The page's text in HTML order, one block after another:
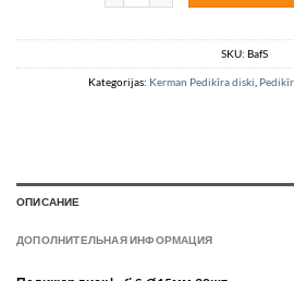
SKU: BafS
Kategorijas: Kerman Pedikīra diski
ОПИСАНИЕ
ДОПОЛНИТЕЛЬНАЯ ИНФОРМАЦИЯ